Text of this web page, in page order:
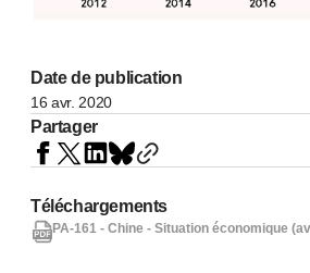
Date de publication
16 avr. 2020
Partager
Téléchargements
PA-161 - Chine - Situation économique